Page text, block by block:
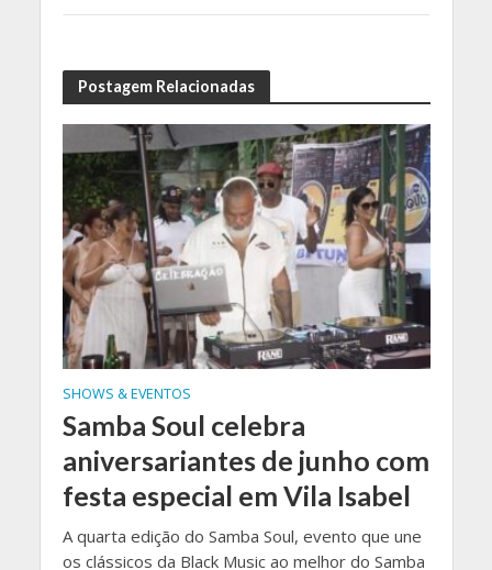
Postagem Relacionadas
SHOWS & EVENTOS
Samba Soul celebra
aniversariantes de junho com
festa especial em Vila Isabel
A quarta edição do Samba Soul, evento que une
os clássicos da Black Music ao melhor do Samba